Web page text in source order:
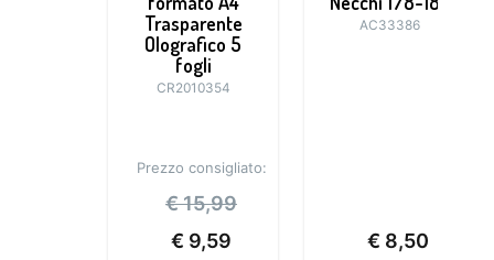
Trasparente
Olografico 5
fogli
CR2010354
Prezzo consigliato:
€15,99
€ 9,59
AC33386
€ 8,50